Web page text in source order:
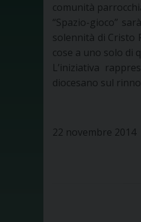
comunità
“Spazio-gioco”
solennità di Cristo
cose a uno solo di
L’iniziativa
diocesano sul
22 novembre 2014